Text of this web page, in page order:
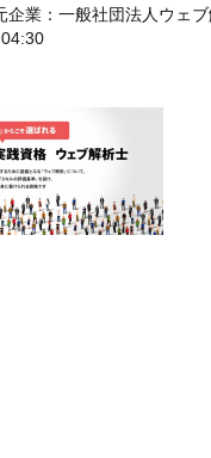
業： 一般社団法人ウェ